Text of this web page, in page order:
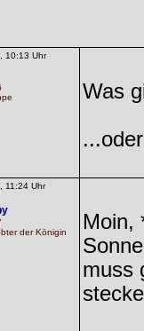
10:13 Uhr
Was
11:24 Uhr
der Königin
Moin,
muss